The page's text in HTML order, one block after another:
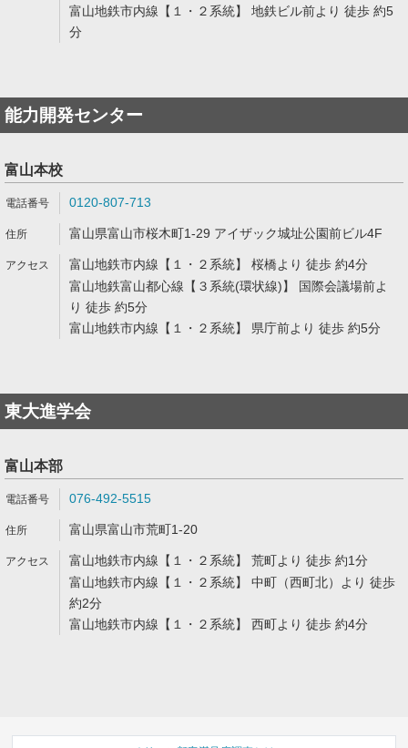
富山地鉄市内線【１・２系統】 地鉄ビル前より 徒歩 約5
分
能力開発センター
富山本校
0120-807-713
富山県富山市桜木町1-29 アイザック城址公園前ビル4F
富山地鉄市内線【１・２系統】 桜橋より 徒歩 約4分
富山地鉄富山都心線【３系統(環状線)】 国際会議場前よ
り 徒歩 約5分
富山地鉄市内線【１・２系統】 県庁前より 徒歩 約5分
東大進学会
富山本部
076-492-5515
富山県富山市荒町1-20
富山地鉄市内線【１・２系統】 荒町より 徒歩 約1分
富山地鉄市内線【１・２系統】 中町（西町北）より 徒歩
約2分
富山地鉄市内線【１・２系統】 西町より 徒歩 約4分